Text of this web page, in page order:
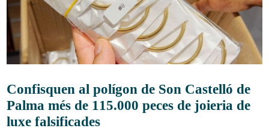
Confisquen al polígon de Son Castelló de
Palma més de 115.000 peces de joieria de
luxe falsificades